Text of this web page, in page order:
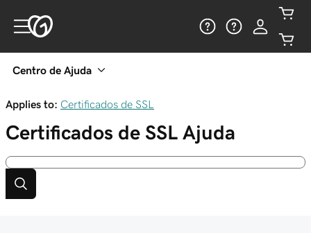
Centro de Ajuda
Applies to: Certificados de SSL
Certificados de SSL Ajuda